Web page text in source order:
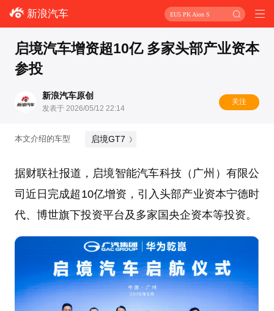
新浪汽车 EU5 PK Aion S
启境汽车增资超10亿 多家头部产业资本
参投
新浪汽车原创
发表于 2026/05/12 22:14
关注
本文介绍的车型 启境GT7
据财联社报道，启境智能汽车科技（广州）有限公
司近日完成超10亿增资，引入头部产业资本宁德时
代、博世旗下投资平台及多家国央企资本等投资。